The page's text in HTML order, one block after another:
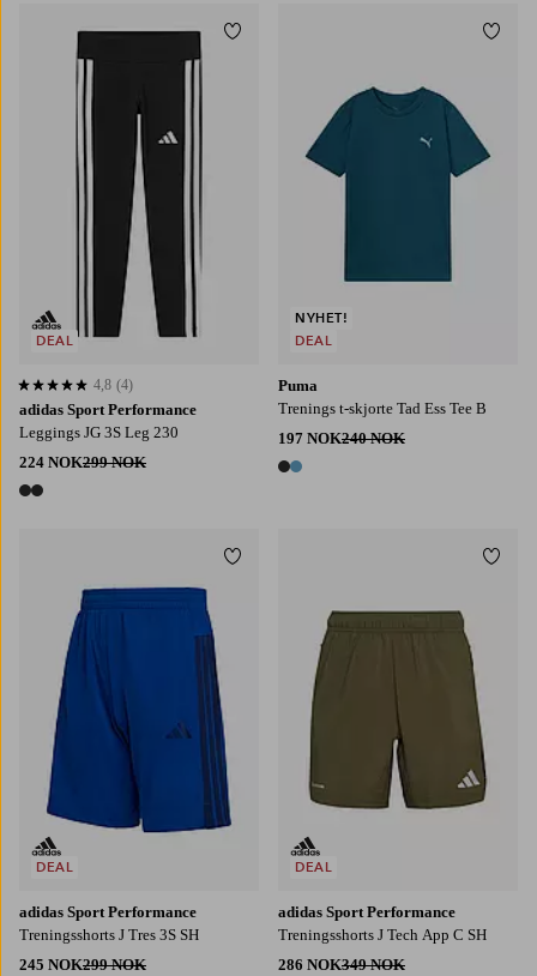
adidas Sport Performance
Leggings JG 3S Leg 230
224 NOK299 NOK
2 farger
4,8 basert på 4 karaktergivninger
4,8 (4)
DEAL
Legg til favoritter
152164
Puma
Trenings t-skjorte Tad Ess Tee B
197 NOK240 NOK
2 farger
NYHET!
DEAL
adidas Sport Performance
Treningsshorts J Tres 3S SH
245 NOK299 NOK
DEAL
Legg til favoritter
152
adidas Sport Performance
Treningsshorts J Tech App C SH
286 NOK349 NOK
DEAL